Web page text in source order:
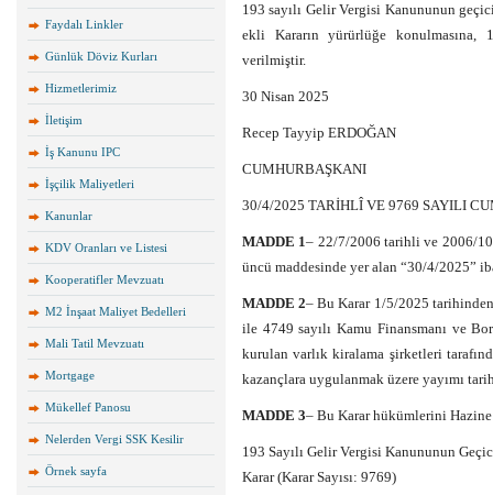
Faydalı Linkler
Günlük Döviz Kurları
Hizmetlerimiz
İletişim
İş Kanunu IPC
İşçilik Maliyetleri
Kanunlar
KDV Oranları ve Listesi
Kooperatifler Mevzuatı
M2 İnşaat Maliyet Bedelleri
Mali Tatil Mevzuatı
Mortgage
Mükellef Panosu
Nelerden Vergi SSK Kesilir
Örnek sayfa
193 sayılı Gelir Vergisi Kanununun
ekli Kararın yürürlüğe konulmasına,
verilmiştir.
30 Nisan 2025
Recep Tayyip ERDOĞAN
CUMHURBAŞKANI
30/4/2025 TARİHLÎ VE 9769 SAYILI
MADDE 1– 22/7/2006 tarihli ve 2006/
üncü maddesinde yer alan “30/4/2025”
MADDE 2– Bu Karar 1/5/2025
ile 4749 sayılı Kamu Finansmanı ve
kurulan varlık kiralama şirketleri
kazançlara uygulanmak üzere yayımı
MADDE 3– Bu Karar hükümlerini
193 Sayılı Gelir Vergisi Kanununun
Karar (Karar Sayısı: 9769)